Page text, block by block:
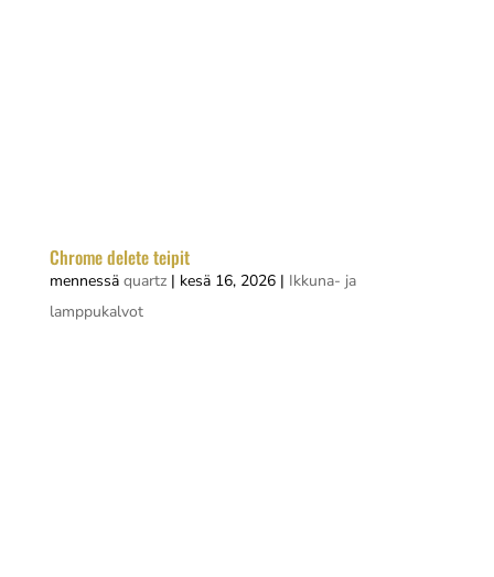
Chrome delete teipit
mennessä quartz| kesä 16, 2026| Ikkuna- ja
lamppukalvot